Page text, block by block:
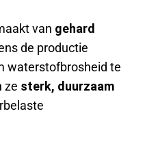
van gehard
de productie
waterstofbrosheid te
ze sterk, duurzaam